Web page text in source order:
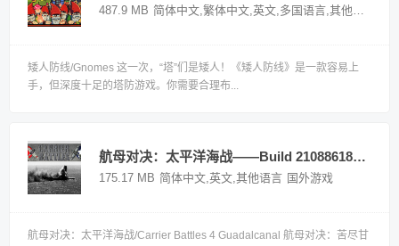
487.9 MB 简体中文,繁体中文,英文,多国语言,其他语言
矮人防线/Gnomes 这一次，“塔”们是矮人！《矮人防线》是一款容易上
手，但深度十足的塔防游戏。你需要合理布...
航母对决：太平洋海战——Build 21088618多国语言（含简体中文）免安装解压即玩版
175.17 MB 简体中文,英文,其他语言 国外游戏
航母对决：太平洋海战/Carrier Battles 4 Guadalcanal 航母对决：苦尽甘